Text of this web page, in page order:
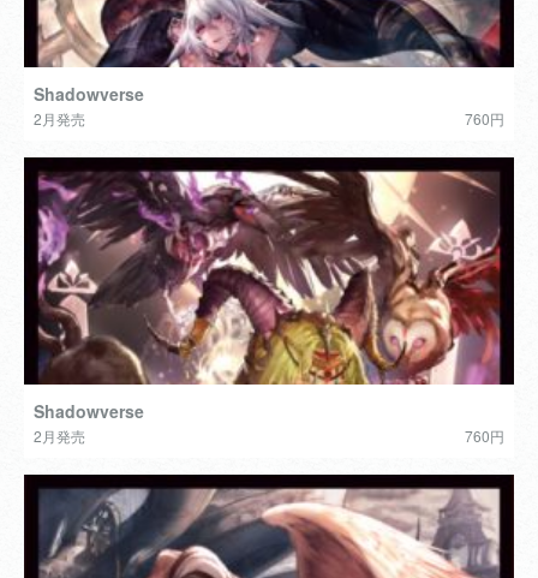
Shadowverse
2月発売 760円
Shadowverse
2月発売 760円